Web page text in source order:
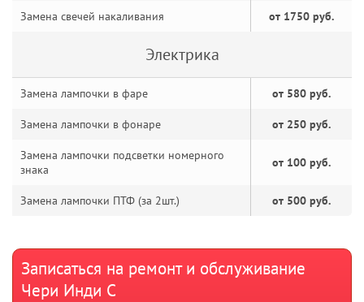
Замена свечей накаливания от 1750 руб.
Электрика
Замена лампочки в фаре от 580 руб.
Замена лампочки в фонаре от 250 руб.
Замена лампочки подсветки номерного
знака
от 100 руб.
Замена лампочки ПТФ (за 2шт.) от 500 руб.
Записаться на ремонт и обслуживание
Чери Инди С